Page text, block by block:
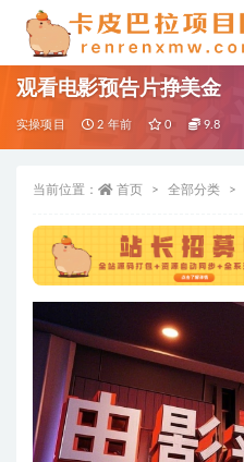
观看电影预告片挣美金
实操项目 2 年前 0 9.8
当前位置： 首页 全部分类
全部